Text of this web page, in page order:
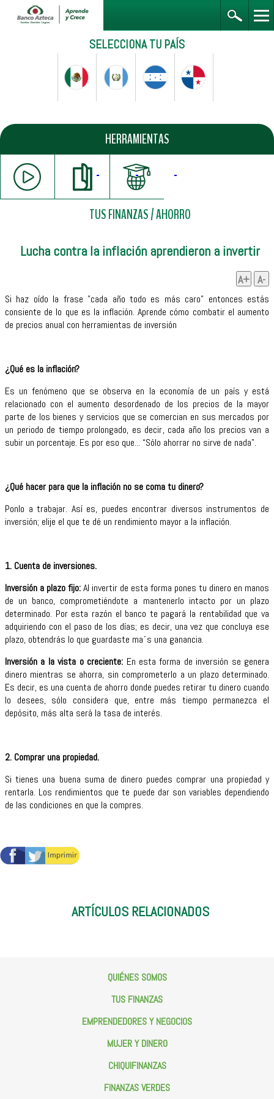
SELECCIONA TU PAÍS
HERRAMIENTAS
TUS FINANZAS/AHORRO
Lucha contra la inflación aprendieron a invertir
A+ A-
Si haz oído la frase "cada año todo es más caro" entonces estás
consiente de lo que es la inflación. Aprende cómo combatir el aumento
de precios anual con herramientas de inversión
¿Qué es la inflación?
Es un fenómeno que se observa en la economía de un país y está
relacionado con el aumento desordenado de los precios de la mayor
parte de los bienes y servicios que se comercian en sus mercados por
un periodo de tiempo prolongado, es decir, cada año los precios van a
subir un porcentaje. Es por eso que... “Sólo ahorrar no sirve de nada”.
¿Qué hacer para que la inflación no se coma tu dinero?
Ponlo a trabajar. Así es, puedes encontrar diversos instrumentos de
inversión; elije el que te dé un rendimiento mayor a la inflación.
1. Cuenta de inversiones.
Inversión a plazo fijo:Al invertir de esta forma pones tu dinero en manos
de un banco, comprometiéndote a mantenerlo intacto por un plazo
determinado. Por esta razón el banco te pagará la rentabilidad que va
adquiriendo con el paso de los días; es decir, una vez que concluya ese
plazo, obtendrás lo que guardaste ma´s una ganancia.
Inversión a la vista o creciente: En esta forma de inversión se genera
dinero mientras se ahorra, sin comprometerlo a un plazo determinado.
Es decir, es una cuenta de ahorro donde puedes retirar tu dinero cuando
lo desees, sólo considera que, entre más tiempo permanezca el
depósito, más alta será la tasa de interés.
2. Comprar una propiedad.
Si tienes una buena suma de dinero puedes comprar una propiedad y
rentarla. Los rendimientos que te puede dar son variables dependiendo
de las condiciones en que la compres.
ARTÍCULOS RELACIONADOS
QUIÉNES SOMOS
Blog deRicardo Salinas
TUS FINANZAS
Salud Financiera
Presupuesto Familiar
Ahorro
EMPRENDEDORES Y NEGOCIOS
Aprende Y Crece Tu Negocio
MUJER Y DINERO
Mujer Empresaria
CHIQUIFINANZAS
FINANZAS VERDES